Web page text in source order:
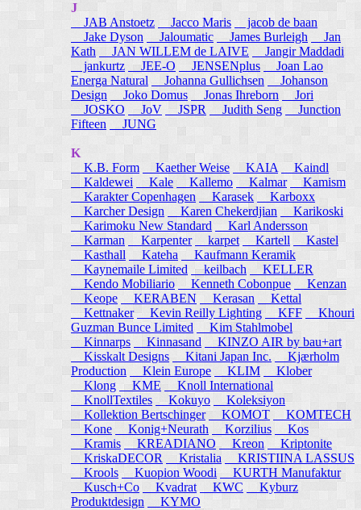
J
JAB Anstoetz
Jacco Maris
jacob de baan
Jake Dyson
Jaloumatic James Burleigh
Jan
Kath
JAN WILLEM de LAIVE
Jangir Maddadi
jankurtz JEE-O JENSENplus
Joan Lao
Energa Natural
Johanna Gullichsen
Johanson
Design
Joko Domus Jonas Ihreborn
Jori
JOSKO
JoV JSPR Judith Seng
Junction
Fifteen
JUNG
K
K.B. Form
Kaether Weise KAIA
Kaindl
Kaldewei
Kale Kallemo Kalmar
Kamism
Karakter Copenhagen
Karasek
Karboxx
Karcher Design
Karen Chekerdjian
Karikoski
Karimoku New Standard
Karl Andersson
Karman
Karpenter karpet Kartell
Kastel
Kasthall
Kateha
Kaufmann Keramik
Kaynemaile Limited keilbach
KELLER
Kendo Mobiliario
Kenneth Cobonpue
Kenzan
Keope
KERABEN Kerasan
Kettal
Kettnaker Kevin Reilly Lighting KFF
Khouri
Guzman Bunce Limited
Kim Stahlmobel
Kinnarps
Kinnasand
KINZO AIR by bau+art
Kisskalt Designs
Kitani Japan Inc.
Kjærholm
Production
Klein Europe KLIM
Klober
Klong
KME
Knoll International
KnollTextiles
Kokuyo
Koleksiyon
Kollektion Bertschinger KOMOT
KOMTECH
Kone
Konig+Neurath Korzilius
Kos
Kramis
KREADIANO Kreon
Kriptonite
KriskaDECOR
Kristalia
KRISTIINA LASSUS
Krools
Kuopion Woodi
KURTH Manufaktur
Kusch+Co
Kvadrat KWC
Kyburz
Produktdesign
KYMO